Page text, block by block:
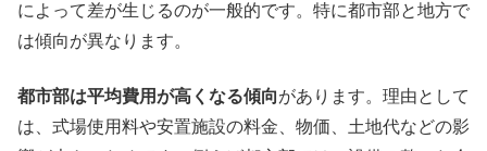
によって差が生じるのが一般的です。特に都市部と地方で
は傾向が異なります。
都市部は平均費用が高くなる傾向があります。理由として
は、式場使用料や安置施設の料金、物価、土地代などの影